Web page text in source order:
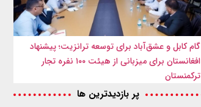
گام کابل و عشق‌آباد برای توسعه ترانزیت؛ پیشنهاد
افغانستان برای میزبانی از هیئت ۱۰۰ نفره تجار
ترکمنستان
پر بازدیدترین ها